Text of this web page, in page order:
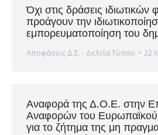
Όχι στις δράσεις
προάγουν την
εμπορευματοποίηση του
Αποφάσεις Δ.Σ. - Δελτία Τύπου 22
Αναφορά της Δ.Ο.Ε. στην
Αναφορών του Ευρωπαϊκού
για το ζήτημα της μη